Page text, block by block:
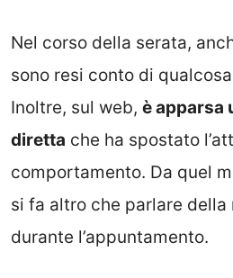
Nel corso della serata,
sono resi conto di
Inoltre, sul web, è apparsa
diretta che ha spostato
comportamento. Da quel
si fa altro che parlare della
durante l’appuntamento.